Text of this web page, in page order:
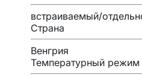
встраиваемый/
Страна
Венгрия
Температурный режим